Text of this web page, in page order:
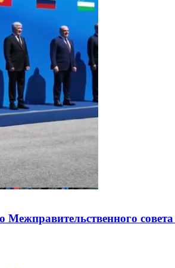
совета